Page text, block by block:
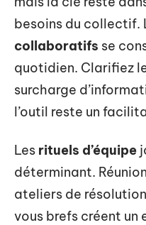
besoins du collectif.
collaboratifs se
quotidien. Clarifiez
surcharge
l’outil reste un
Les rituels d’équipe
déterminant.
ateliers de
vous brefs créent un